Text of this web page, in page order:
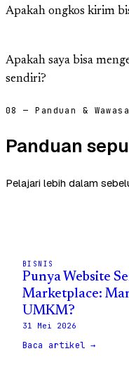
Apakah ongkos kirim
Apakah saya bisa
sendiri?
08 — Panduan &
Panduan
Pelajari lebih dalam
BISNIS
Punya Website
Marketplace:
UMKM?
31 Mei 2026
Baca artikel →